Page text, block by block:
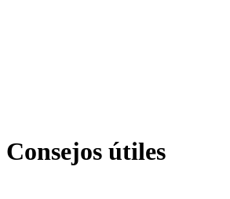
Consejos útiles